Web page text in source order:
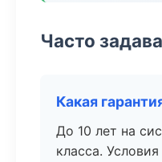
Часто
Какая
До 10 лет на
класса.